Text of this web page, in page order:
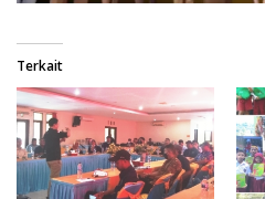
Terkait